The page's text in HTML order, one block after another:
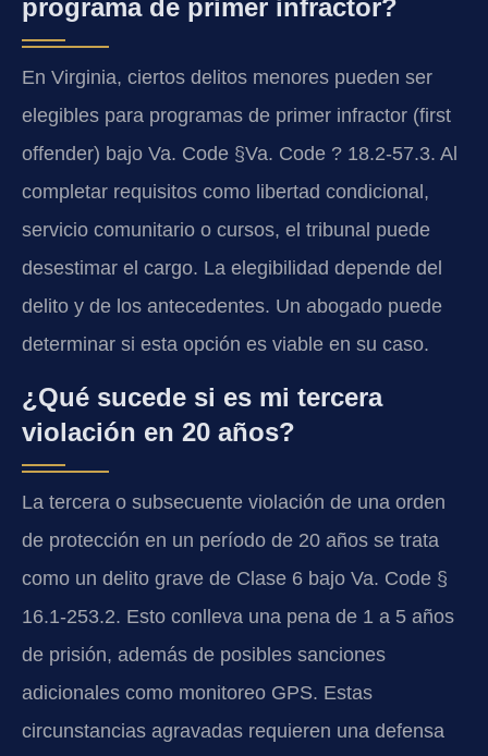
programa de primer infractor?
En Virginia, ciertos delitos menores pueden ser
elegibles para programas de primer infractor (first
offender) bajo Va. Code §Va. Code ? 18.2-57.3. Al
completar requisitos como libertad condicional,
servicio comunitario o cursos, el tribunal puede
desestimar el cargo. La elegibilidad depende del
delito y de los antecedentes. Un abogado puede
determinar si esta opción es viable en su caso.
¿Qué sucede si es mi tercera
violación en 20 años?
La tercera o subsecuente violación de una orden
de protección en un período de 20 años se trata
como un delito grave de Clase 6 bajo Va. Code §
16.1-253.2. Esto conlleva una pena de 1 a 5 años
de prisión, además de posibles sanciones
adicionales como monitoreo GPS. Estas
circunstancias agravadas requieren una defensa